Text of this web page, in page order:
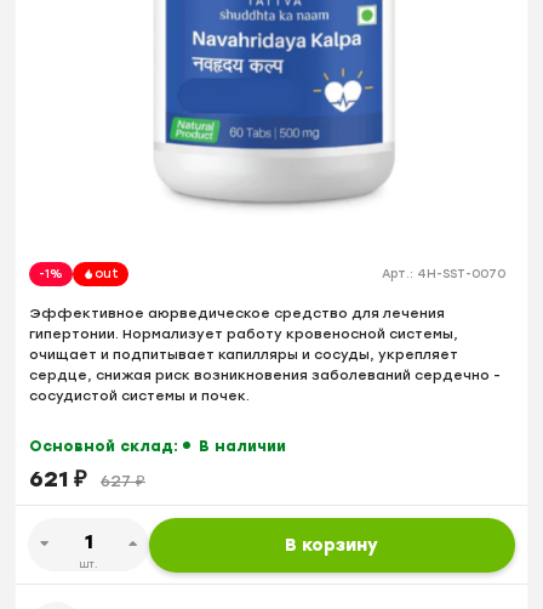
-1% out Арт.: 4H-SST-0070
Эффективное аюрведическое средство для лечения
гипертонии. Нормализует работу кровеносной системы,
очищает и подпитывает капилляры и сосуды, укрепляет
сердце, снижая риск возникновения заболеваний сердечно -
сосудистой системы и почек.
Основной склад: В наличии
621 ₽ 627₽
шт.
В корзину